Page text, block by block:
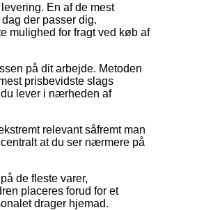
En af de mest
der passer dig.
mulighed for fragt ved køb af
på dit arbejde. Metoden
prisbevidste slags
lever i nærheden af
relevant såfremt man
at du ser nærmere på
de fleste varer,
placeres forud for et
drager hjemad.